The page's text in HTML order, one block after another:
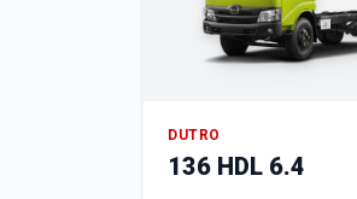
DUTRO
136 HDL 6.4